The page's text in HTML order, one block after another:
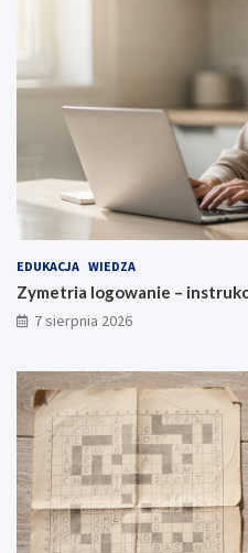
EDUKACJA WIEDZA
Zymetria logowanie –
7 sierpnia 2026